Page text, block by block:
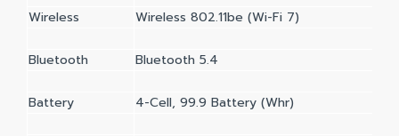
Wireless Wireless 802.11be (Wi-Fi 7)
Bluetooth Bluetooth 5.4
Battery 4-Cell, 99.9 Battery (Whr)